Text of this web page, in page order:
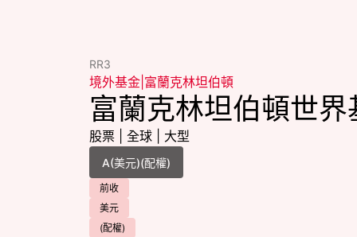
RR3
境外基金 富蘭克林坦伯頓
富蘭克林坦伯頓世界
股票 全球 大型
前收
美元
(配權)